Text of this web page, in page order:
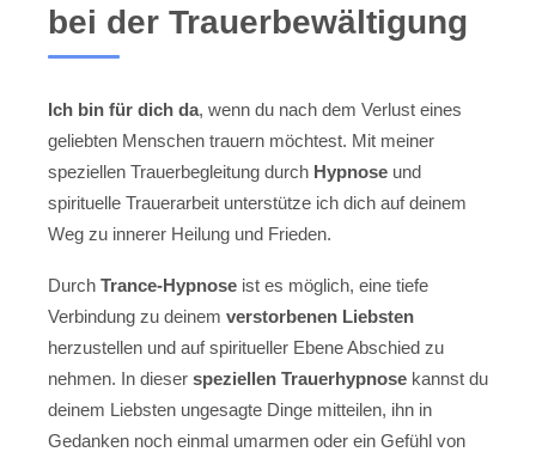
bei der Trauerbewältigung
Ich bin für dich da, wenn du nach dem Verlust eines
geliebten Menschen trauern möchtest. Mit meiner
speziellen Trauerbegleitung durch Hypnose und
spirituelle Trauerarbeit unterstütze ich dich auf deinem
Weg zu innerer Heilung und Frieden.
Durch Trance-Hypnose ist es möglich, eine tiefe
Verbindung zu deinem verstorbenen Liebsten
herzustellen und auf spiritueller Ebene Abschied zu
nehmen. In dieser speziellen Trauerhypnose kannst du
deinem Liebsten ungesagte Dinge mitteilen, ihn in
Gedanken noch einmal umarmen oder ein Gefühl von